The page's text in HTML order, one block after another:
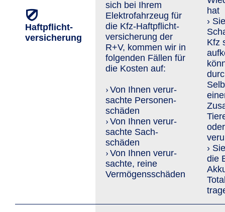
Haftpflicht­
versicherung
sich bei Ihrem
Elektrofahrzeug für
die Kfz-Haft­pflicht­
versiche­rung der
R+V, kommen wir in
folgenden Fällen für
die Kosten auf:
› Von Ihnen verur­
sachte Personen­
schäden
› Von Ihnen verur­
sachte Sach­
schäden
› Von Ihnen verur­
sachte, reine
Vermögens­schäden
hat
›
Kfz
›
die